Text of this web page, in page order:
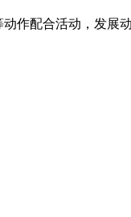
作配合活动，发展